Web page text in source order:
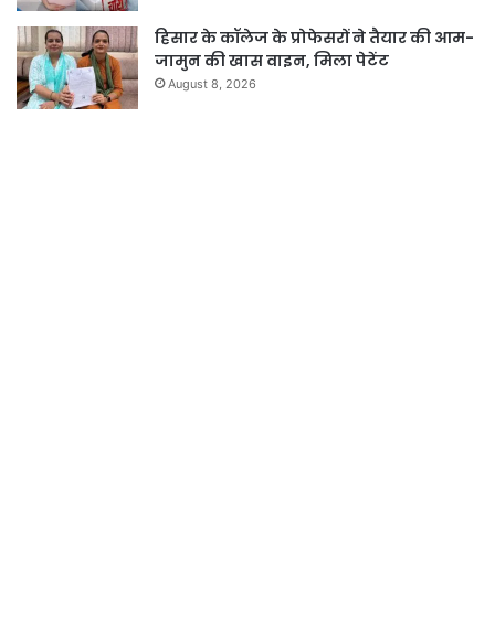
हिसार के कॉलेज के प्रोफेसरों ने तैयार की आम-
जामुन की खास वाइन, मिला पेटेंट
August 8, 2026